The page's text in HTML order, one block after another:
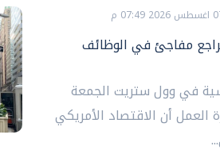
مفاجئ في الوظائف
في وول ستريت الجمعة
العمل أن الاقتصاد الأمريكي